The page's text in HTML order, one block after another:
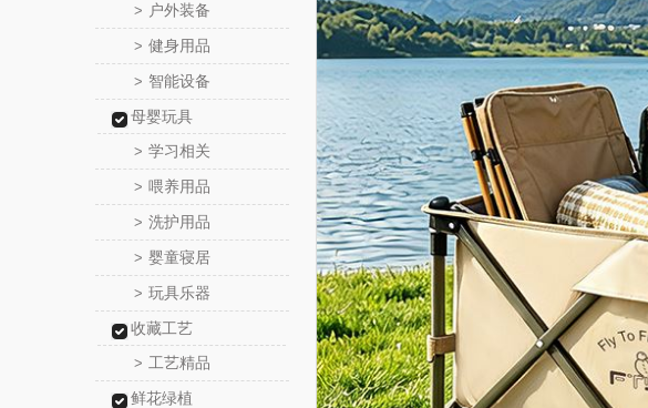
> 户外装备
> 健身用品
> 智能设备
母婴玩具
> 学习相关
> 喂养用品
> 洗护用品
> 婴童寝居
> 玩具乐器
收藏工艺
> 工艺精品
鲜花绿植